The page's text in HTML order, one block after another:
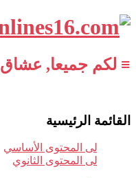
≡ لكم جميعا,
القائمة الرئيسية
تخطي إلى المحتوى الأساسي
تخطي إلى المحتوى الثانوي